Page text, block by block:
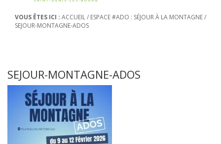
VOUS ÊTES ICI : ACCUEIL/ ESPACE #ADO : SÉJOUR À LA MONTAGNE/
SEJOUR-MONTAGNE-ADOS
SEJOUR-MONTAGNE-ADOS